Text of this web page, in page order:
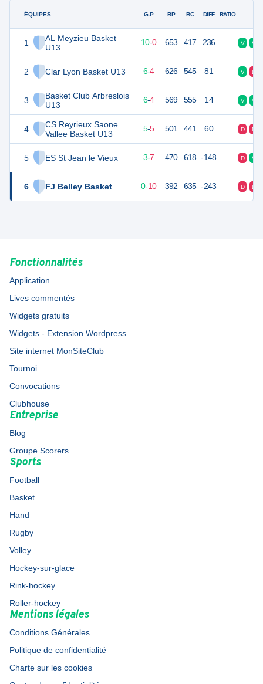
ÉQUIPES
1
AL Meyzieu Basket
U13
2 Clar Lyon Basket U13
3
Basket Club Arbreslois
U13
4
CS Reyrieux Saone
Vallee Basket U13
5 ES St Jean le Vieux
6 FJ Belley Basket
G-P BP BC DIFF RATIO
20 10-0 653 417 236 V V
16 10 6-4 626 545 81 V D
16 10 6-4 569 555 14 V V
15 5-5 501 441 60 D D
13 3-7 470 618 -148 D V
10 0-10 392 635 -243 D D
Fonctionnalités
Application
Lives commentés
Widgets gratuits
Widgets - Extension Wordpress
Site internet MonSiteClub
Tournoi
Convocations
Clubhouse
Entreprise
Blog
Groupe Scorers
Sports
Football
Basket
Hand
Rugby
Volley
Hockey-sur-glace
Rink-hockey
Roller-hockey
Mentions légales
Conditions Générales
Politique de confidentialité
Charte sur les cookies